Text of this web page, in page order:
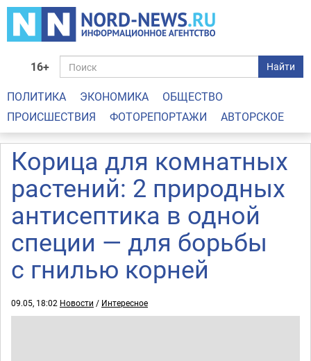
16+ Найти
ПОЛИТИКА ЭКОНОМИКА
ОБЩЕСТВО
ПРОИСШЕСТВИЯ
ФОТОРЕПОРТАЖИ АВТОРСКОЕ
Корица для комнатных
растений: 2 природных
антисептика в одной
специи — для борьбы
с гнилью корней
09.05, 18:02 Новости / Интересное